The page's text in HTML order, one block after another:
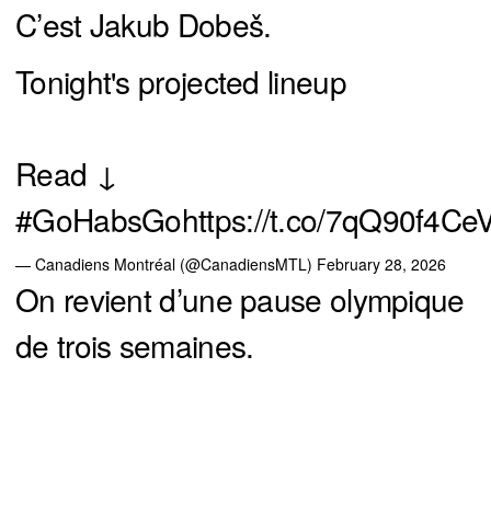
C’est Jakub Dobeš.
Tonight's projected lineup
Read ↓
#GoHabsGohttps://t.co/
— Canadiens Montréal (@CanadiensMTL) February 28, 2026
On revient d’une pause olympique
de trois semaines.